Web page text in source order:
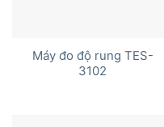
Máy đo độ rung TES-
3102